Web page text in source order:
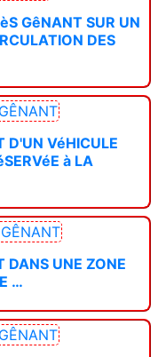
GêNANT SUR UN
DES
D'UN VéHICULE
à LA
DANS UNE ZONE
…